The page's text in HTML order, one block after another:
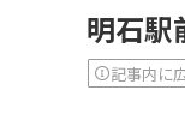
明石駅
記事内に